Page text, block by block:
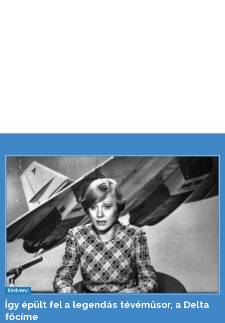
Kedvenc
Így épült fel a legendás tévéműsor, a Delta
főcíme